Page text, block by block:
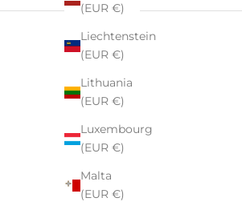
(EUR €)
Liechtenstein
(EUR €)
Lithuania
(EUR €)
Luxembourg
(EUR €)
Malta
(EUR €)